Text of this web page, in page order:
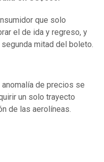
que solo
el de ida y regreso, y
mitad del boleto.
de precios se
un solo trayecto
de las aerolíneas.